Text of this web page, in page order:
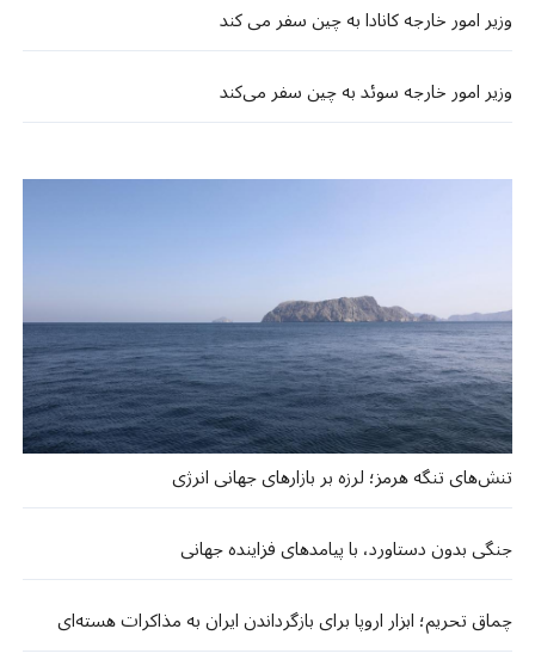
وزیر امور خارجه کانادا به چین سفر می کند
وزیر امور خارجه سوئد به چین سفر می‌کند
تنش‌های تنگه هرمز؛ لرزه بر بازارهای جهانی انرژی
جنگی بدون دستاورد، با پیامدهای فزاینده جهانی
چماق تحریم؛ ابزار اروپا برای بازگرداندن ایران به مذاکرات هسته‌‌ای